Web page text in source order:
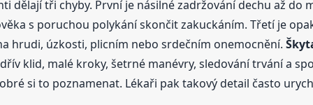
dělají tři chyby. První je násilné zadržování dechu až do
s poruchou polykání skončit zakuckáním. Třetí je
hrudi, úzkosti, plicním nebo srdečním onemocnění.
klid, malé kroky, šetrné manévry, sledování trvání a
si to poznamenat. Lékaři pak takový detail často